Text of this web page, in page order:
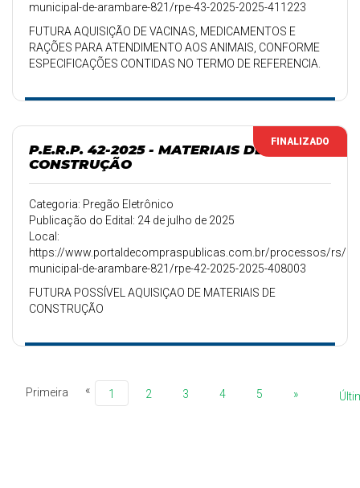
municipal-de-arambare-821/rpe-43-2025-2025-411223
FUTURA AQUISIÇÃO DE VACINAS, MEDICAMENTOS E
RAÇÕES PARA ATENDIMENTO AOS ANIMAIS, CONFORME
ESPECIFICAÇÕES CONTIDAS NO TERMO DE REFERENCIA.
FINALIZADO
P.E.R.P. 42-2025 - MATERIAIS DE
CONSTRUÇÃO
Categoria: Pregão Eletrônico
Publicação do Edital: 24 de julho de 2025
Local:
https://www.portaldecompraspublicas.com.br/processos/rs/
municipal-de-arambare-821/rpe-42-2025-2025-408003
FUTURA POSSÍVEL AQUISIÇAO DE MATERIAIS DE
CONSTRUÇÃO
Primeira « 1 2 3 4 5 »